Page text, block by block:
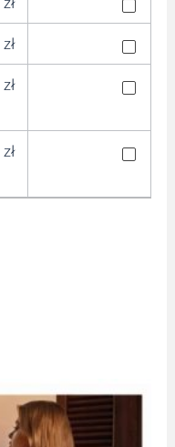
zł
zł
zł